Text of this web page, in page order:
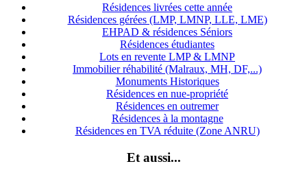
Résidences livrées cette année
Résidences gérées (LMP, LMNP, LLE, LME)
EHPAD & résidences Séniors
Résidences étudiantes
Lots en revente LMP & LMNP
Immobilier réhabilité (Malraux, MH, DF,...)
Monuments Historiques
Résidences en nue-propriété
Résidences en outremer
Résidences à la montagne
Résidences en TVA réduite (Zone ANRU)
Et aussi...